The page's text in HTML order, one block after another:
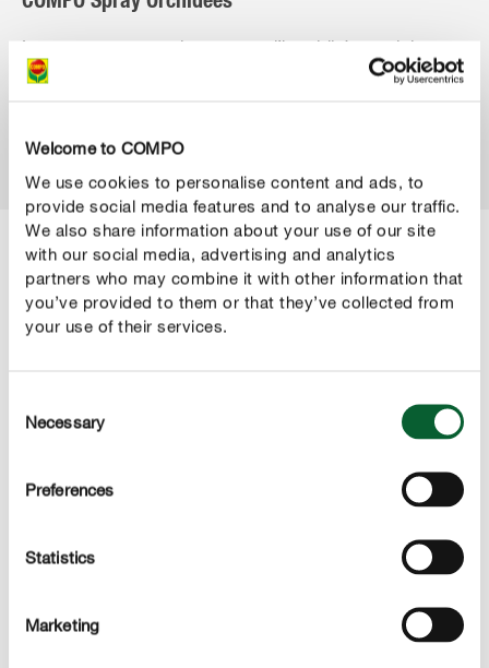
Welcome to COMPO
We use cookies to personalise content and ads, to
provide social media features and to analyse our traffic.
We also share information about your use of our site
with our social media, advertising and analytics
partners who may combine it with other information that
you’ve provided to them or that they’ve collected from
your use of their services.
Selection
Necessary
Preferences
Statistics
Marketing
Le spray compense le manque d’humidité sans laisser
de résidus calcaires - pour une esthétique irréprochable
La bonne routine d’arrosage et de fertilisation en hiver